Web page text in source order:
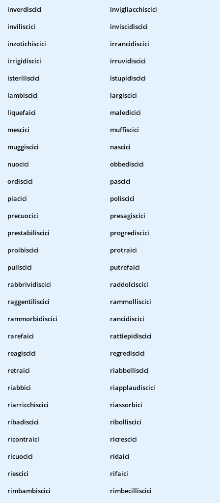
inverdiscici
invigliacchiscici
inviliscici
inviscidiscici
inzotichiscici
irrancidiscici
irrigidiscici
irruvidiscici
isteriliscici
istupidiscici
lambiscici
largiscici
liquefaici
maledicici
mescici
muffiscici
muggiscici
nascici
nuocici
obbediscici
ordiscici
pascici
piacici
poliscici
precuocici
presagiscici
prestabiliscici
progrediscici
proibiscici
protraici
puliscici
putrefaici
rabbrividiscici
raddolciscici
raggentiliscici
rammolliscici
rammorbidiscici
rancidiscici
rarefaici
rattiepidiscici
reagiscici
regrediscici
retraici
riabbelliscici
riabbici
riapplaudiscici
riarricchiscici
riassorbici
ribadiscici
ribolliscici
ricontraici
ricrescici
ricuocici
ridaici
riescici
rifaici
rimbambiscici
rimbecilliscici